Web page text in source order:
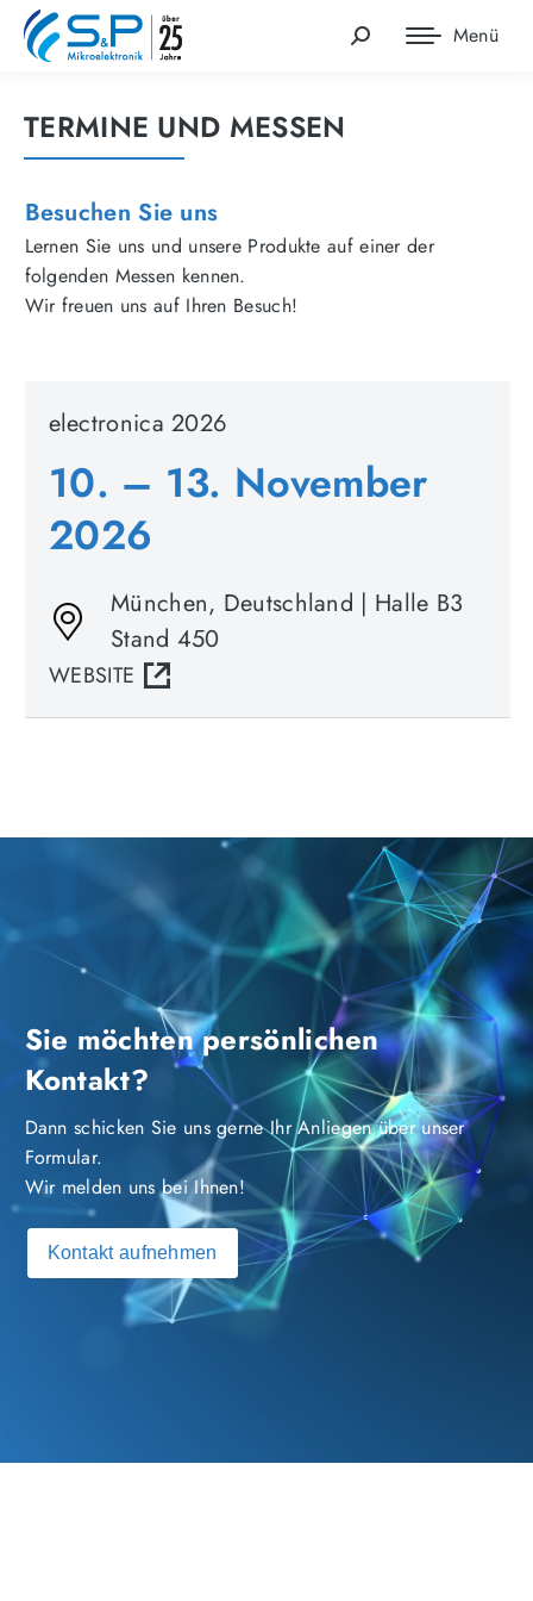
Menü
Search:
TERMINE UND MESSEN
Besuchen Sie uns
Lernen Sie uns und unsere Produkte auf einer der
folgenden Messen kennen.
Wir freuen uns auf Ihren Besuch!
electronica 2026
10. – 13. November
2026
München, Deutschland | Halle B3
Stand 450
WEBSITE
Sie möchten persönlichen
Kontakt?
Dann schicken Sie uns gerne Ihr Anliegen über unser
Formular.
Wir melden uns bei Ihnen!
Kontakt aufnehmen